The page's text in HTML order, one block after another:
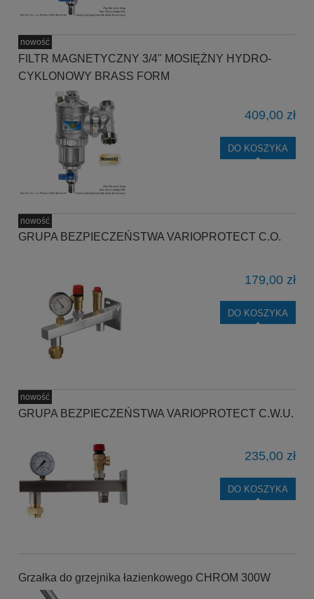
FILTR MAGNETYCZNY 3/4" MOSIĘŻNY HYDRO-
CYKLONOWY BRASS FORM
409,00 zł
DO KOSZYKA
nowość
GRUPA BEZPIECZEŃSTWA VARIOPROTECT C.O.
179,00 zł
DO KOSZYKA
nowość
GRUPA BEZPIECZEŃSTWA VARIOPROTECT C.W.U.
235,00 zł
DO KOSZYKA
nowość
Grzałka do grzejnika łazienkowego CHROM 300W